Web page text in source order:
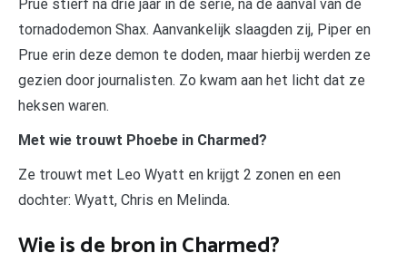
Prue stierf na drie jaar in de serie, na de aanval van de
tornadodemon Shax. Aanvankelijk slaagden zij, Piper en
Prue erin deze demon te doden, maar hierbij werden ze
gezien door journalisten. Zo kwam aan het licht dat ze
heksen waren.
Met wie trouwt Phoebe in Charmed?
Ze trouwt met Leo Wyatt en krijgt 2 zonen en een
dochter: Wyatt, Chris en Melinda.
Wie is de bron in Charmed?